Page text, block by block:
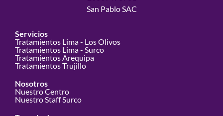
San Pablo SAC
Servicios
Tratamientos Lima - Los Olivos
Tratamientos Lima - Surco
Tratamientos Arequipa
Tratamientos Trujillo
Nosotros
Nuestro Centro
Nuestro Staff Surco